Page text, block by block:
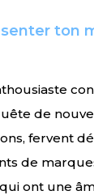
ton
de
fervent
de
ont une